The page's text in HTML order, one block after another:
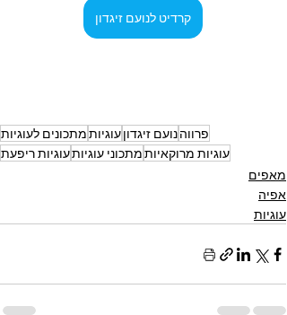
קרדיט לנועם זיגדון
פרווהנועם זיגדוןעוגיותמתכונים לעוגיות
עוגיות מרוקאיותמתכוני עוגיותעוגיות ריפעת
מאפים
אפיה
עוגיות